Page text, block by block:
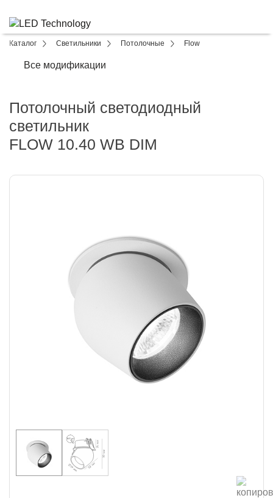
Каталог Светильники Потолочные Flow
Все модификации
Потолочный светодиодный
светильник
FLOW 10.40 WB DIM